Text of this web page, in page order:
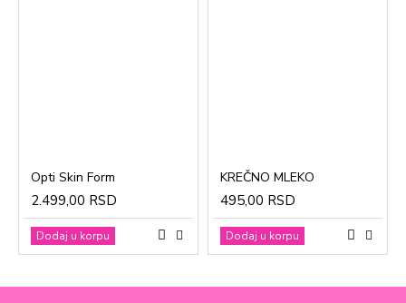
Opti Skin Form
2.499,00 RSD
Dodaj u korpu
KREČNO MLEKO
495,00 RSD
Dodaj u korpu